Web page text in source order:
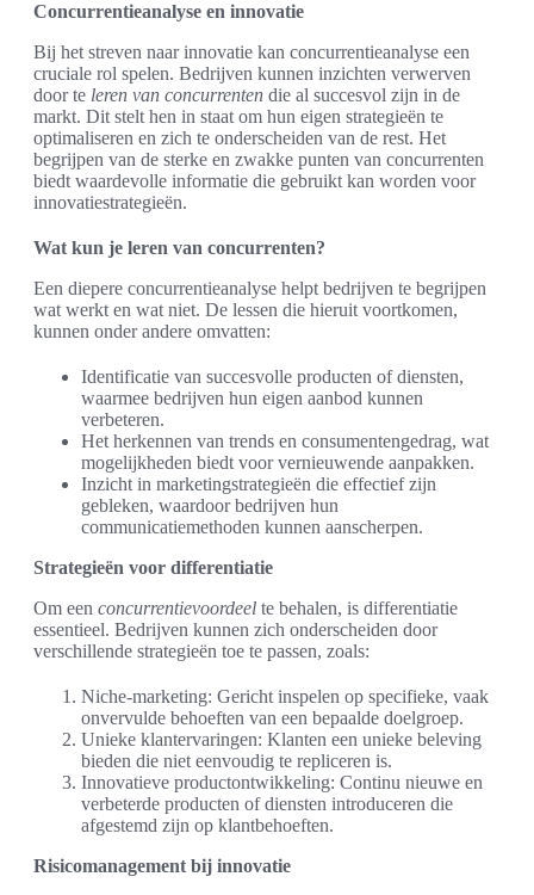
Concurrentieanalyse en innovatie
Bij het streven naar innovatie kan concurrentieanalyse een
cruciale rol spelen. Bedrijven kunnen inzichten verwerven
door te leren van concurrenten die al succesvol zijn in de
markt. Dit stelt hen in staat om hun eigen strategieën te
optimaliseren en zich te onderscheiden van de rest. Het
begrijpen van de sterke en zwakke punten van concurrenten
biedt waardevolle informatie die gebruikt kan worden voor
innovatiestrategieën.
Wat kun je leren van concurrenten?
Een diepere concurrentieanalyse helpt bedrijven te begrijpen
wat werkt en wat niet. De lessen die hieruit voortkomen,
kunnen onder andere omvatten:
Identificatie van succesvolle producten of diensten,
waarmee bedrijven hun eigen aanbod kunnen
verbeteren.
Het herkennen van trends en consumentengedrag, wat
mogelijkheden biedt voor vernieuwende aanpakken.
Inzicht in marketingstrategieën die effectief zijn
gebleken, waardoor bedrijven hun
communicatiemethoden kunnen aanscherpen.
Strategieën voor differentiatie
Om een concurrentievoordeel te behalen, is differentiatie
essentieel. Bedrijven kunnen zich onderscheiden door
verschillende strategieën toe te passen, zoals:
Niche-marketing: Gericht inspelen op specifieke, vaak
onvervulde behoeften van een bepaalde doelgroep.
Unieke klantervaringen: Klanten een unieke beleving
bieden die niet eenvoudig te repliceren is.
Innovatieve productontwikkeling: Continu nieuwe en
verbeterde producten of diensten introduceren die
afgestemd zijn op klantbehoeften.
Risicomanagement bij innovatie